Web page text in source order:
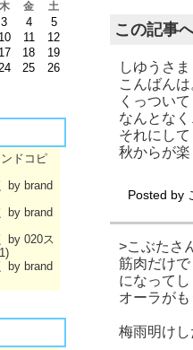
木 金 土
3 4
5
10 11
12
17 18
19
25
26
ドコピ
by brand
by brand
by 020ス
by brand
この記事
しゆうさ
こんばん
くっつい
なんとな
それにし
秋からが
Posted by
>こぶたさ
筋肉だけ
になって
オーラが
梅雨明け